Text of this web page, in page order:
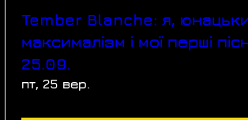
Tember Blanche: я,
максималізм і мої перші
25.09.
пт, 25 вер.